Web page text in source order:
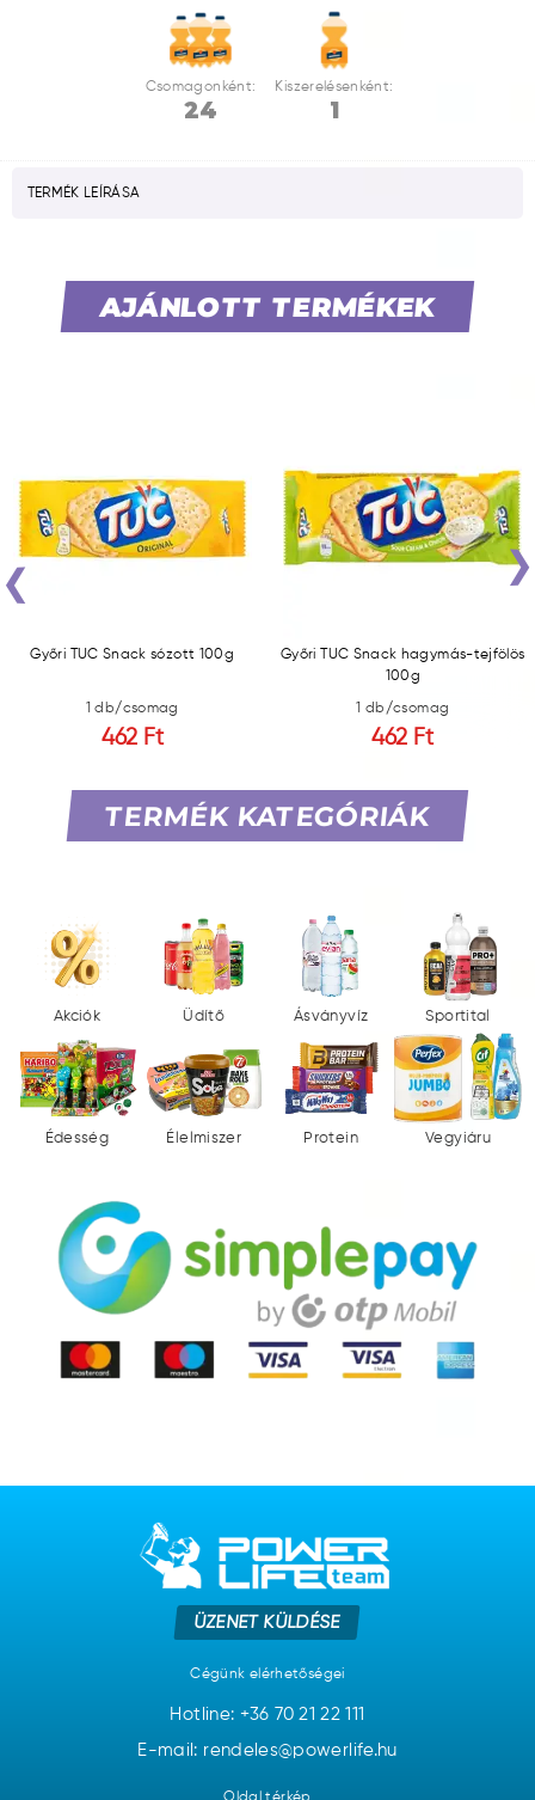
Csomagonként:
24
Kiszerelésenként:
1
TERMÉK LEÍRÁSA
AJÁNLOTT TERMÉKEK
Győri TUC Snack sózott 100g
1 db/csomag
462 Ft
Győri TUC Snack hagymás-tejfölös
100g
1 db/csomag
462 Ft
‹ ›
TERMÉK KATEGÓRIÁK
Akciók Üdítő Ásványvíz Sportital
Édesség Élelmiszer Protein Vegyiáru
ÜZENET KÜLDÉSE
Cégünk elérhetőségei
Hotline: +36 70 21 22 111
E-mail: rendeles@powerlife.hu